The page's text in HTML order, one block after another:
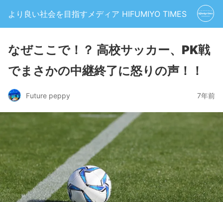
より良い社会を目指すメディア HIFUMIYO TIMES
なぜここで！？ 高校サッカー、PK戦
でまさかの中継終了に怒りの声！！
Future peppy 7年前